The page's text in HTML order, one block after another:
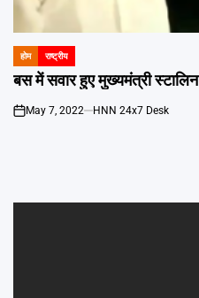
POSTED
IN
होम राष्ट्रीय
बस में सवार हुए मुख्यमंत्री स्टालिन
on
May 7, 2022 HNN 24x7 Desk